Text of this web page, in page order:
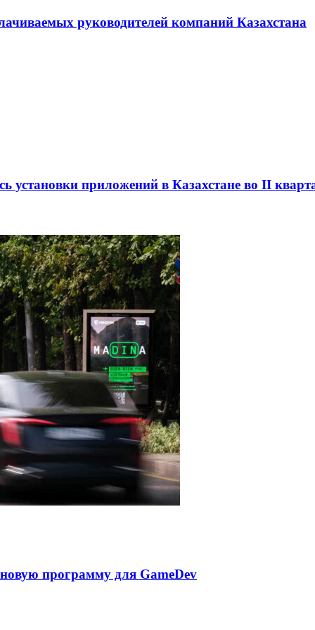
руководителей компаний Казахстана
установки приложений в Казахстане во II
программу для GameDev